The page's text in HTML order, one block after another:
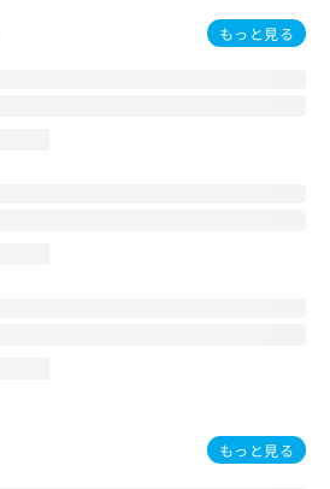
もっと見る
もっと見る